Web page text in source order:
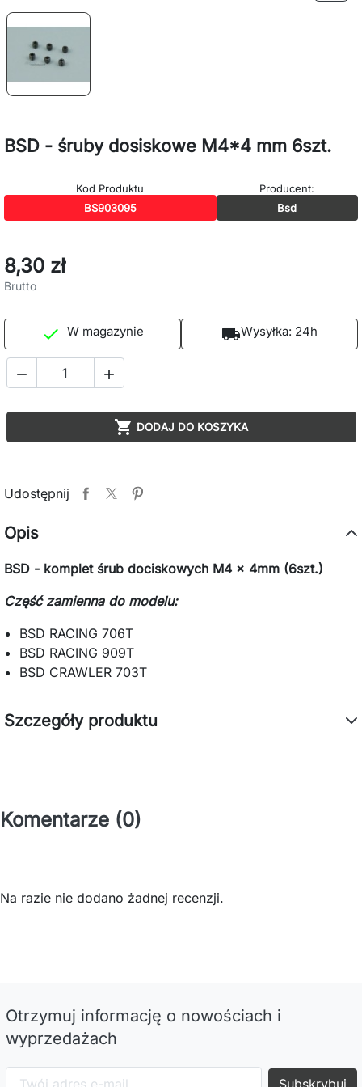
BSD - śruby dosiskowe M4*4 mm 6szt.
Kod Produktu
BS903095
Producent:
Bsd
8,30 zł
Brutto
 W magazynie local_shippingWysyłka: 24h
 
 DODAJ DO KOSZYKA
Udostępnij
Opis
BSD - komplet śrub dociskowych M4 x 4mm (6szt.)
Część zamienna do modelu:
BSD RACING 706T
BSD RACING 909T
BSD CRAWLER 703T
Szczegóły produktu
Komentarze (0)
Na razie nie dodano żadnej recenzji.
Otrzymuj informację o nowościach i
wyprzedażach